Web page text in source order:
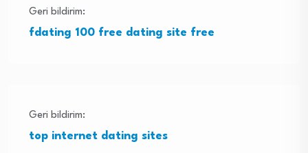
Geri bildirim:
fdating 100 free dating site free
Geri bildirim:
top internet dating sites